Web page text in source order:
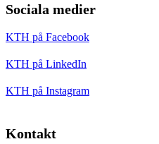
Sociala medier
KTH på Facebook
KTH på LinkedIn
KTH på Instagram
Kontakt